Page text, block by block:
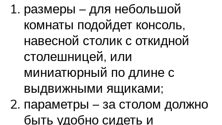
размеры – для небольшой
комнаты подойдет консоль,
навесной столик с откидной
столешницей, или
миниатюрный по длине с
выдвижными ящиками;
параметры – за столом должно
быть удобно сидеть и